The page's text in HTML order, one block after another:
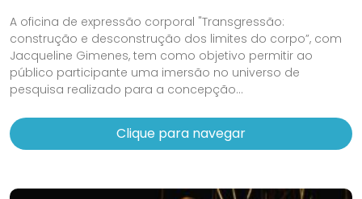
A oficina de expressão corporal "Transgressão:
construção e desconstrução dos limites do corpo”, com
Jacqueline Gimenes, tem como objetivo permitir ao
público participante uma imersão no universo de
pesquisa realizado para a concepção...
Clique para navegar